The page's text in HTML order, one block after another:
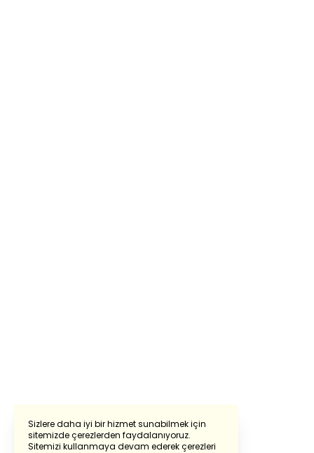
Sizlere daha iyi bir hizmet sunabilmek için
sitemizde çerezlerden faydalanıyoruz.
Sitemizi kullanmaya devam ederek çerezleri